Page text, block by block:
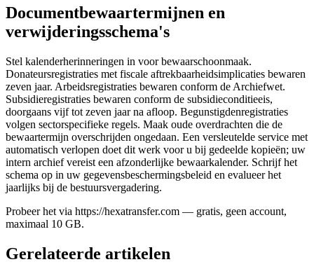
Documentbewaartermijnen en
verwijderingsschema's
Stel kalenderherinneringen in voor bewaarschoonmaak.
Donateursregistraties met fiscale aftrekbaarheidsimplicaties bewaren
zeven jaar. Arbeidsregistraties bewaren conform de Archiefwet.
Subsidieregistraties bewaren conform de subsidieconditie­eis,
doorgaans vijf tot zeven jaar na afloop. Begunstigden­registraties
volgen sectorspecifieke regels. Maak oude overdrachten die de
bewaartermijn overschrijden ongedaan. Een versleutelde service met
automatisch verlopen doet dit werk voor u bij gedeelde kopieën; uw
intern archief vereist een afzonderlijke bewaarkalender. Schrijf het
schema op in uw gegevensbeschermingsbeleid en evalueer het
jaarlijks bij de bestuursvergadering.
Probeer het via https://hexatransfer.com — gratis, geen account,
maximaal 10 GB.
Gerelateerde artikelen